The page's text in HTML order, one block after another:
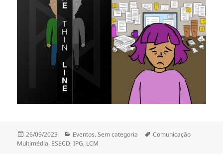
Publicado
a
26/09/2023 Categorias
Eventos,Sem categoria Etiquetas
Comunicação
Multimédia, ESECD,IPG, LCM